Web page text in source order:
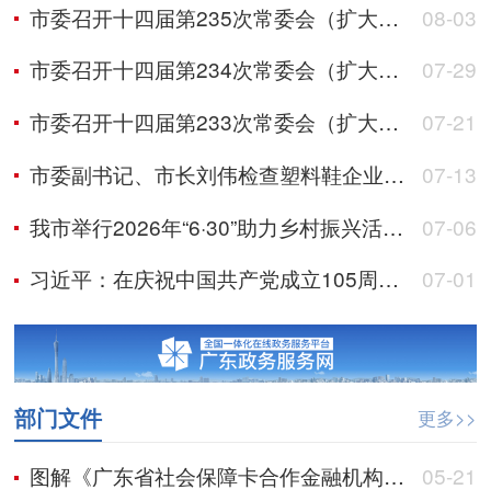
市委召开十四届第235次常委会（扩大）会议
08-03
市委召开十四届第234次常委会（扩大）会议
07-29
市委召开十四届第233次常委会（扩大）会议
07-21
市委副书记、市长刘伟检查塑料鞋企业安全生产工作
07-13
我市举行2026年“6·30”助力乡村振兴活动暨2025年总结大会
07-06
习近平：在庆祝中国共产党成立105周年大会上的讲话
07-01
部门文件 更多>>
图解《广东省社会保障卡合作金融机构管理办法》
05-21